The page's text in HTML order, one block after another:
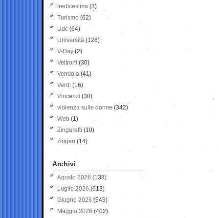
tredicesima (3)
Turismo (62)
Udc (64)
Università (128)
V-Day (2)
Veltroni (30)
Vendola (41)
Verdi (16)
Vincenzi (30)
violenza sulle donne (342)
Web (1)
Zingaretti (10)
zingari (14)
Archivi
Agosto 2026 (138)
Luglio 2026 (613)
Giugno 2026 (545)
Maggio 2026 (402)